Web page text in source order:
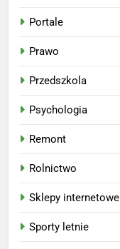
Portale
Prawo
Przedszkola
Psychologia
Remont
Rolnictwo
Sklepy internetowe
Sporty letnie